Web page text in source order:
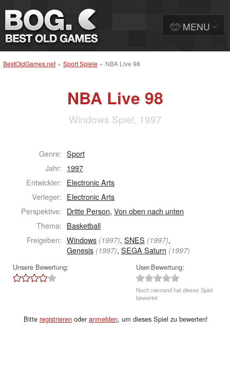
BestOldGames.net » Sport Spiele » NBA Live 98
NBA Live 98
Windows Spiel, 1997
Genre: Sport
Jahr: 1997
Entwickler: Electronic Arts
Verleger: Electronic Arts
Perspektive: Dritte Person,Von oben nach unten
Thema: Basketball
Freigeben: Windows (1997),SNES (1997),
Genesis (1997),SEGA Saturn (1997)
Unsere Bewertung: User-Bewertung:
Noch niemand hat dieses Spiel
bewertet
Bitte registrierenoderanmelden, um dieses Spiel zu bewerten!
MENU